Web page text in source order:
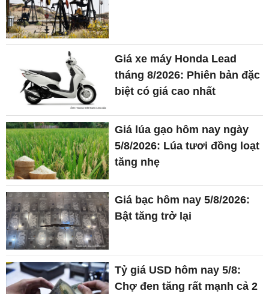
Giá lúa gạo hôm nay ngày
5/8/2026: Lúa tươi đồng loạt
tăng nhẹ
Giá bạc hôm nay 5/8/2026:
Bật tăng trở lại
Tỷ giá USD hôm nay 5/8:
Chợ đen tăng rất mạnh cả 2
chiều